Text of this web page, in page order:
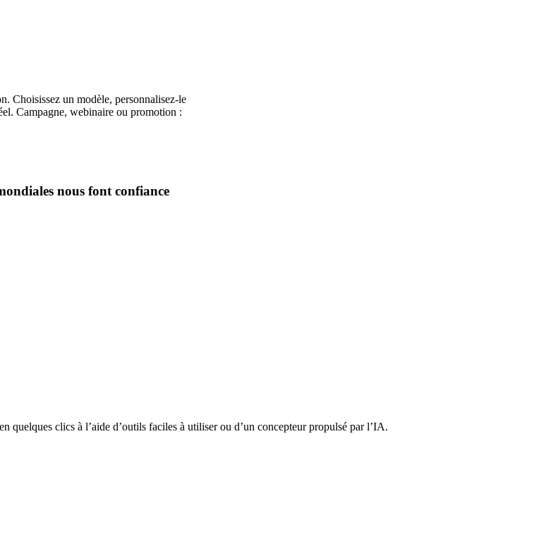
Choisissez un modèle, personnalisez-le
Campagne, webinaire ou promotion :
nous font confiance
quelques clics à l’aide d’outils faciles à utiliser ou d’un concepteur propulsé par l’IA.